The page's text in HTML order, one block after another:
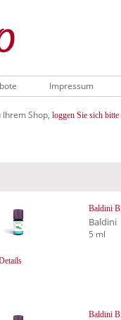
Impressum
Ihrem Shop, loggen Sie sich bitte
Baldini
Baldini
5 ml
Baldini